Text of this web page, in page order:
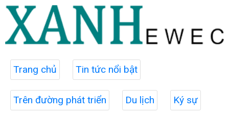
Trang chủ Tin tức nổi bật
Trên đường phát triển Du lịch Ký sự